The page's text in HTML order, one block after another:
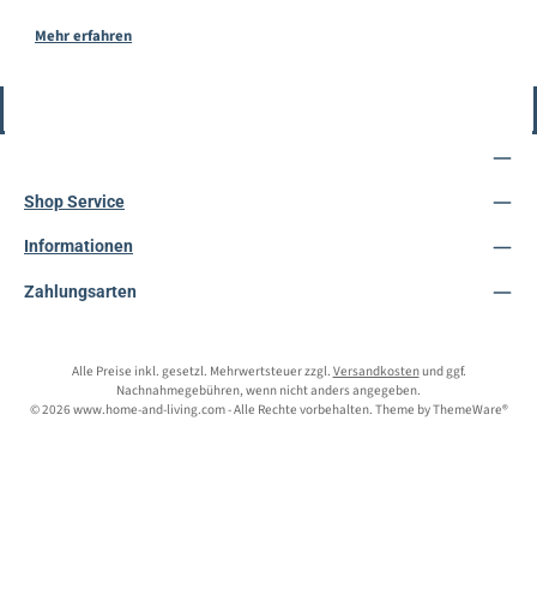
Mehr erfahren
Shop Service
Informationen
Zahlungsarten
Alle Preise inkl. gesetzl. Mehrwertsteuer zzgl. Versandkostenund ggf.
Nachnahmegebühren, wenn nicht anders angegeben.
© 2026 www.home-and-living.com - Alle Rechte vorbehalten. Theme byThemeWare®